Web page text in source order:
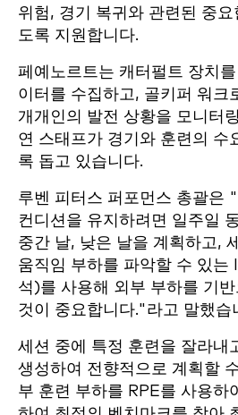
위험, 경기 복귀와 관련된 중
도록 지원합니다.
페예노르트는 캐터펄트 장치
이터를 수집하고, 골키퍼 워크
개개인의 발전 상황을 모니터
연 스태프가 경기와 훈련의 수
록 돕고 있습니다.
루벤 피터스 퍼포먼스 총괄은
컨디션을 유지하려면 일주일
중간 날, 낮은 날을 계획하고,
움직임 부하를 파악할 수 있는
석)를 사용해 외부 부하를 기
것이 중요합니다."라고 말했습
세션 중에 특정 훈련을 잘라내
생성하여 전향적으로 계획할
부 훈련 부하를 RPE를 사용하